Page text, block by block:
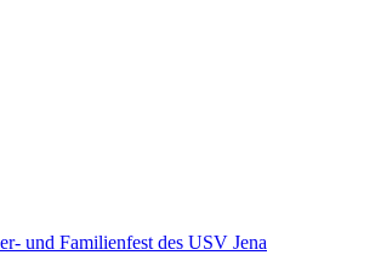
und Familienfest des USV Jena